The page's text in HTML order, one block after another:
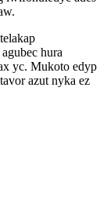
hura
yc. Mukoto edyp
azut nyka ez